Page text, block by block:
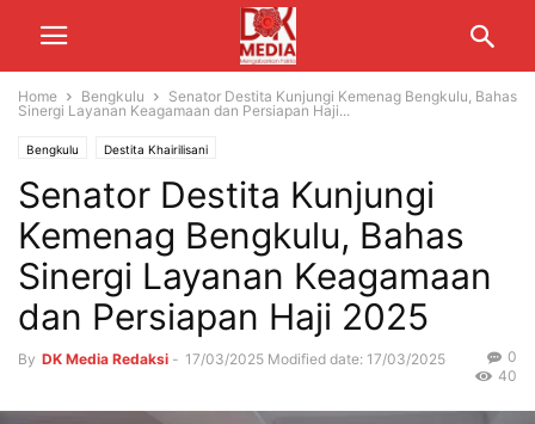
Home Bengkulu
Senator Destita Kunjungi Kemenag Bengkulu, Bahas
Sinergi Layanan Keagamaan dan Persiapan Haji...
Bengkulu Destita Khairilisani
Senator Destita Kunjungi
Kemenag Bengkulu, Bahas
Sinergi Layanan Keagamaan
dan Persiapan Haji 2025
By DK Media Redaksi - 17/03/2025 Modified date: 17/03/2025
0
40